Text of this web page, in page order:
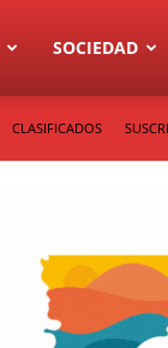
SOCIEDAD
CLASIFICADOS